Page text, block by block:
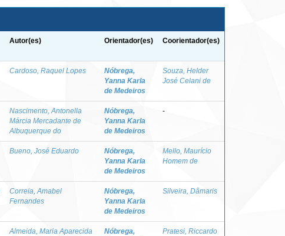
Autor(es) Orientador(es) Coorientador(es)
Cardoso, Raquel Lopes
Nóbrega,
Yanna Karla
de Medeiros
Souza, Helder
José Celani de
Nascimento, Antonella
Márcia Mercadante de
Albuquerque do
Nóbrega,
Yanna Karla
de Medeiros
-
Bueno, José Eduardo
Nóbrega,
Yanna Karla
de Medeiros
Mello, Maurício
Homem de
Correia, Amabel
Fernandes
Nóbrega,
Yanna Karla
de Medeiros
Silveira, Dâmaris
Almeida, Maria Aparecida
Nóbrega,
Pratesi, Riccardo